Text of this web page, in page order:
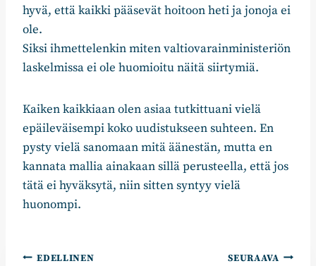
hyvä, että kaikki pääsevät hoitoon heti ja jonoja ei
ole.
Siksi ihmettelenkin miten valtiovarainministeriön
laskelmissa ei ole huomioitu näitä siirtymiä.
Kaiken kaikkiaan olen asiaa tutkittuani vielä
epäileväisempi koko uudistukseen suhteen. En
pysty vielä sanomaan mitä äänestän, mutta en
kannata mallia ainakaan sillä perusteella, että jos
tätä ei hyväksytä, niin sitten syntyy vielä
huonompi.
EDELLINEN SEURAAVA